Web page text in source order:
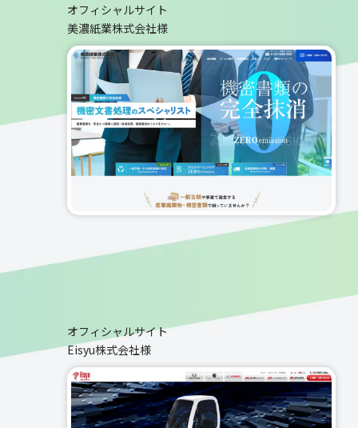
オフィシャルサイト
美濃紙業株式会社様
オフィシャルサイト
Eisyu株式会社様